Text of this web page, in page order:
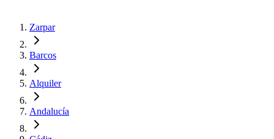
Zarpar
Barcos
Alquiler
Andalucía